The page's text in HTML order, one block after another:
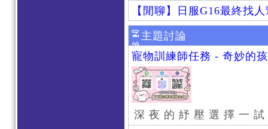
【閒聊】日服G16最終找
主題討論
寵物訓練師任務 - 奇妙的
深 夜 的 紓 壓 選 擇 一